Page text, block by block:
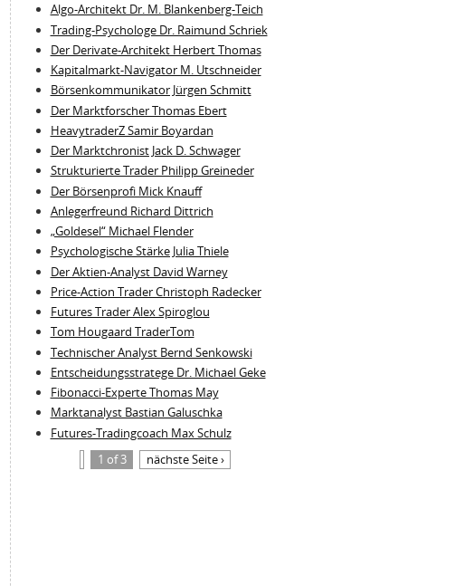
Algo‑Architekt Dr. M. Blankenberg‑Teich
Trading-Psychologe Dr. Raimund Schriek
Der Derivate‑Architekt Herbert Thomas
Kapitalmarkt-Navigator M. Utschneider
Börsenkommunikator Jürgen Schmitt
Der Marktforscher Thomas Ebert
HeavytraderZ Samir Boyardan
Der Marktchronist Jack D. Schwager
Strukturierte Trader Philipp Greineder
Der Börsenprofi Mick Knauff
Anlegerfreund Richard Dittrich
„Goldesel“ Michael Flender
Psychologische Stärke Julia Thiele
Der Aktien-Analyst David Warney
Price-Action Trader Christoph Radecker
Futures Trader Alex Spiroglou
Tom Hougaard TraderTom
Technischer Analyst Bernd Senkowski
Entscheidungsstratege Dr. Michael Geke
Fibonacci-Experte Thomas May
Marktanalyst Bastian Galuschka
Futures-Tradingcoach Max Schulz
1 of 3
nächste Seite ›